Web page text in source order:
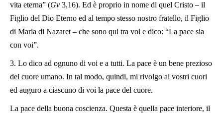
vita eterna” (Gv 3,16). Ed è proprio in nome di quel Cristo – il
Figlio del Dio Eterno ed al tempo stesso nostro fratello, il Figlio
di Maria di Nazaret – che sono qui tra voi e dico: “La pace sia
con voi”.
3. Lo dico ad ognuno di voi e a tutti. La pace è un bene prezioso
del cuore umano. In tal modo, quindi, mi rivolgo ai vostri cuori
ed auguro a ciascuno di voi la pace del cuore.
La pace della buona coscienza. Questa è quella pace interiore, il